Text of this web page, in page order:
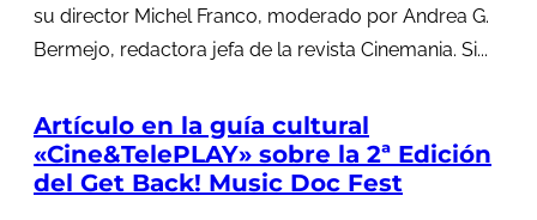
su director Michel Franco, moderado por Andrea G.
Bermejo, redactora jefa de la revista Cinemania. Si...
Artículo en la guía cultural
«Cine&TelePLAY» sobre la 2ª Edición
del Get Back! Music Doc Fest